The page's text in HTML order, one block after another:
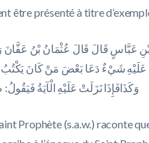
être présenté à titre
عَبَّاسٍ قَالَ قَالَ عُثْمَانُ بْنُ عَفَّانَ
عَلَيْهِ شَيْءٌ دَعَا بَعْضَ مَنْ كَانَ يَكْتُبُ
وَكَذَافَإِذَا نَزَلَتْ عَلَيْهِ الْآيَةُ
Prophète (s.a.w.) raconte